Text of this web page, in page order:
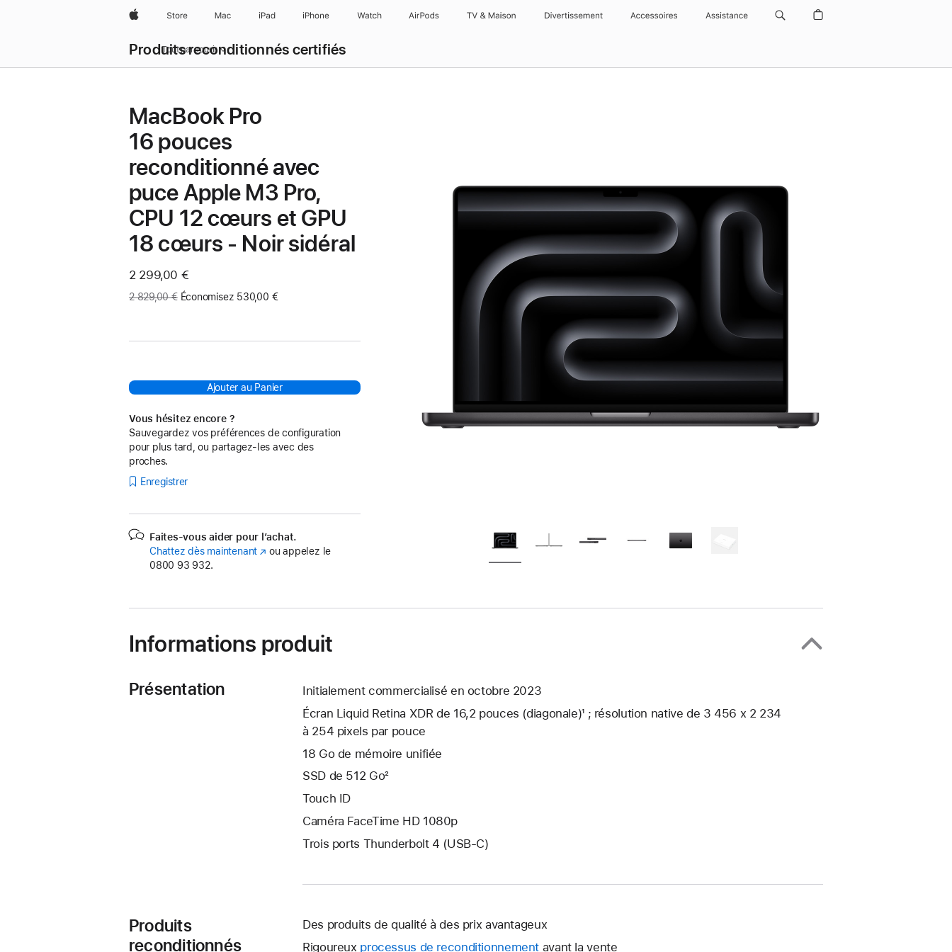
AppleStore Mac iPad iPhone Watch AirPods TV & Maison Divertissements Accessoires Assistance
Produits reconditionnés certifiés
Tout parcourir
MacBook Pro
16 pouces
reconditionné avec
puce Apple M3 Pro,
CPU 12 cœurs et GPU
18 cœurs - Noir sidéral
Maintenant
2 299,00 €
Ancien
2 829,00 € Économisez 530,00 €
Ajouter au Panier
Vous hésitez encore ?
Sauvegardez vos préférences de configuration
pour plus tard, ou partagez-les avec des
proches.
Enregistrer
Faites-vous aider pour l’achat.
Chattez dès maintenant (s’ouvre
fenêtre)
ou appelez le
0800 93 932.
Informations produit
Présentation
Initialement commercialisé en octobre 2023
Écran Liquid Retina XDR de 16,2 pouces (diagonale)¹ ; résolution native de 3 456 x 2 234
à 254 pixels par pouce
18 Go de mémoire unifiée
SSD de 512 Go²
Touch ID
Caméra FaceTime HD 1080p
Trois ports Thunderbolt 4 (USB-C)
Produits
reconditionnés
Des produits de qualité à des prix avantageux
Rigoureux processus de reconditionnement avant la vente